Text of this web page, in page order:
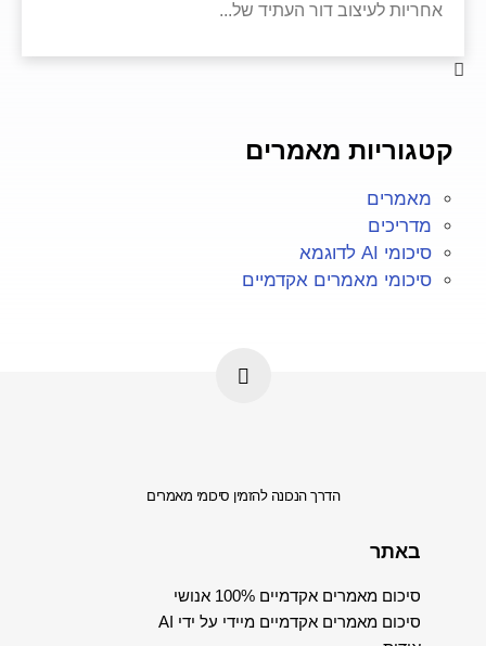
אחריות לעיצוב דור העתיד של
קטגוריות מאמרים
מאמרים
מדריכים
סיכומי AI לדוגמא
סיכומי מאמרים אקדמיים
הדרך הנכונה להזמין סיכומי מאמרים
באתר
סיכום מאמרים אקדמיים 100% אנושי
סיכום מאמרים אקדמיים מיידי על ידי AI